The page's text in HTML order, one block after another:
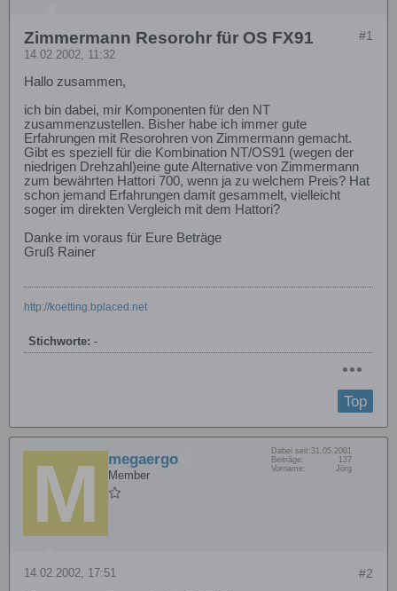
#1
Zimmermann Resorohr für OS FX91
14.02.2002, 11:32
Hallo zusammen,
ich bin dabei, mir Komponenten für den NT
zusammenzustellen. Bisher habe ich immer gute
Erfahrungen mit Resorohren von Zimmermann gemacht.
Gibt es speziell für die Kombination NT/OS91 (wegen der
niedrigen Drehzahl)eine gute Alternative von Zimmermann
zum bewährten Hattori 700, wenn ja zu welchem Preis? Hat
schon jemand Erfahrungen damit gesammelt, vielleicht
soger im direkten Vergleich mit dem Hattori?
Danke im voraus für Eure Beträge
Gruß Rainer
http://koetting.bplaced.net
Stichworte: -
Top
megaergo
Member
Dabei seit:31.05.2001
Beiträge:
137
Vorname:
Jörg
#2
14.02.2002, 17:51